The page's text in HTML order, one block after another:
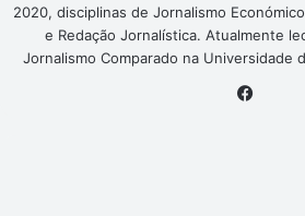
2020, disciplinas de Jornalismo
e Redação Jornalística. Atualmente
Jornalismo Comparado na Universidade